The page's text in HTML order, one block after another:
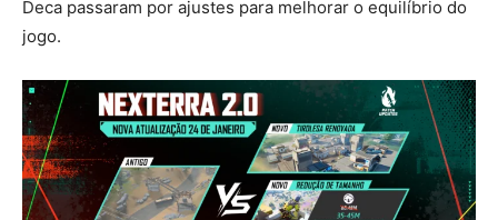
Deca passaram por ajustes para melhorar o equilíbrio do
jogo.